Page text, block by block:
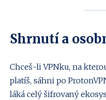
Shrnutí a
Chceš-li VPNku, na
platíš, sáhni po
láká celý šifrovaný